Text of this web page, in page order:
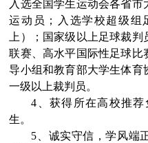
入选全国学生运动会各省
运动员；入选学校超级组
上）；国家级以上足球裁
联赛、高水平国际性足球比
导小组和教育部大学生体育
一级以上裁判员。
4、获得所在高校推
生。
5、诚实守信，学风端